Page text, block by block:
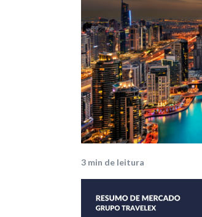
3 min de leitura